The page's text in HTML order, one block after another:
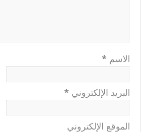
الاسم *
البريد الإلكتروني *
الموقع الإلكتروني